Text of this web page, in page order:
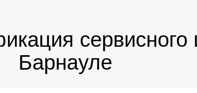
сервисного
Барнауле